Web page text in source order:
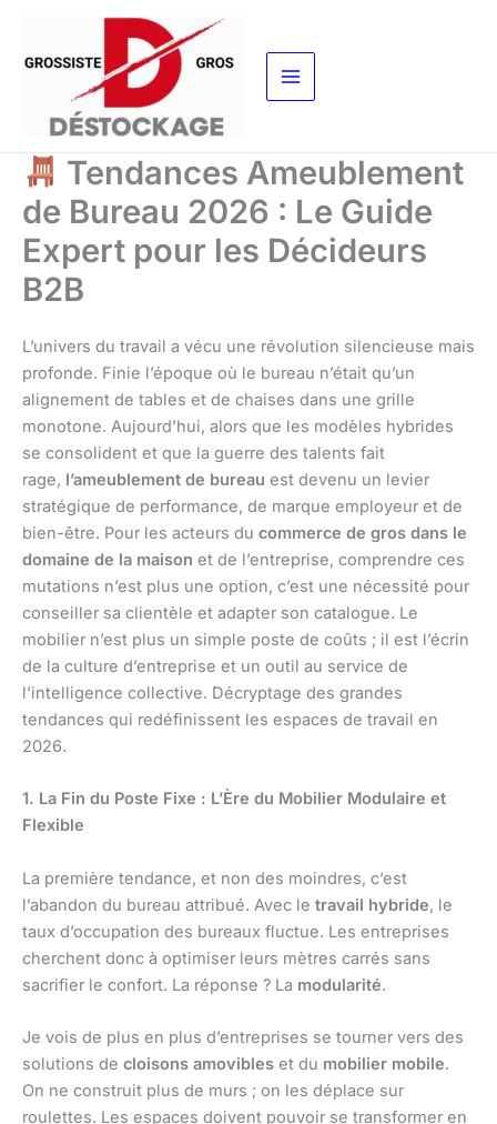
contenu
Tendances Ameublement
de Bureau 2026 : Le Guide
Expert pour les Décideurs
B2B
L’univers du travail a vécu une révolution silencieuse mais
profonde. Finie l’époque où le bureau n’était qu’un
alignement de tables et de chaises dans une grille
monotone. Aujourd’hui, alors que les modèles hybrides
se consolident et que la guerre des talents fait
rage, l’ameublement de bureau est devenu un levier
stratégique de performance, de marque employeur et de
bien-être. Pour les acteurs du commerce de gros dans le
domaine de la maison et de l’entreprise, comprendre ces
mutations n’est plus une option, c’est une nécessité pour
conseiller sa clientèle et adapter son catalogue. Le
mobilier n’est plus un simple poste de coûts ; il est l’écrin
de la culture d’entreprise et un outil au service de
l’intelligence collective. Décryptage des grandes
tendances qui redéfinissent les espaces de travail en
2026.
1. La Fin du Poste Fixe : L’Ère du Mobilier Modulaire et
Flexible
La première tendance, et non des moindres, c’est
l’abandon du bureau attribué. Avec le travail hybride, le
taux d’occupation des bureaux fluctue. Les entreprises
cherchent donc à optimiser leurs mètres carrés sans
sacrifier le confort. La réponse ? La modularité.
Je vois de plus en plus d’entreprises se tourner vers des
solutions de cloisons amovibles et du mobilier mobile.
On ne construit plus de murs ; on les déplace sur
roulettes. Les espaces doivent pouvoir se transformer en